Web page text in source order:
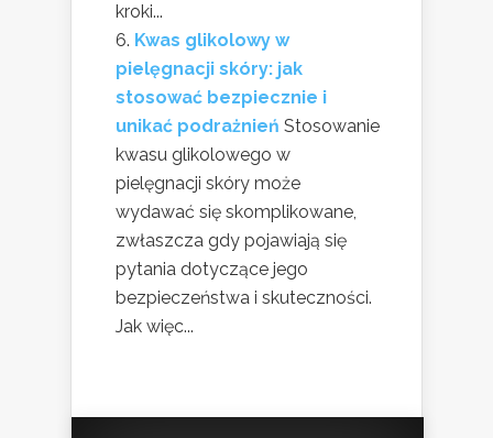
kroki...
Kwas glikolowy w
pielęgnacji skóry: jak
stosować bezpiecznie i
unikać podrażnień Stosowanie
kwasu glikolowego w
pielęgnacji skóry może
wydawać się skomplikowane,
zwłaszcza gdy pojawiają się
pytania dotyczące jego
bezpieczeństwa i skuteczności.
Jak więc...